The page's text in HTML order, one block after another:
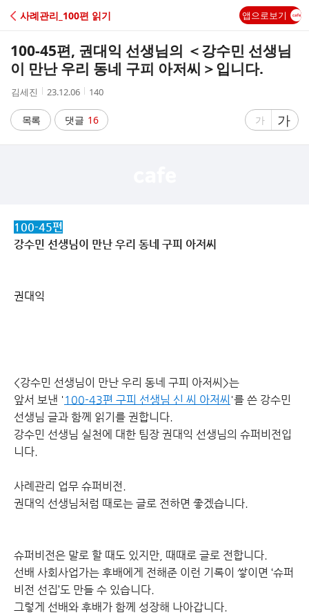
C
A
사례관리_100편 읽기 앱으로보기
100-45편, 권대익 선생님의 ＜강수민 선생님
이 만난 우리 동네 구피 아저씨＞입니다.
작
자
김세진
작
시
간
23.12.06
조
수
140
목록 댓글 16
글
가
글
자
가
100-45편
강수민 선생님이 만난 우리 동네 구피 아저씨
권대익
<강수민 선생님이 만난 우리 동네 구피 아저씨>는
앞서 보낸 ' 100-43편 구피 선생님 신 씨 아저씨 '를 쓴 강수민
선생님 글과 함께 읽기를 권합니다.
강수민 선생님 실천에 대한 팀장 권대익 선생님의 슈퍼비전입
니다.
사례관리 업무 슈퍼비전.
권대익 선생님처럼 때로는 글로 전하면 좋겠습니다.
슈퍼비전은 말로 할 때도 있지만, 때때로 글로 전합니다.
선배 사회사업가는 후배에게 전해준 이런 기록이 쌓이면 ‘슈퍼
비전 선집’도 만들 수 있습니다.
그렇게 선배와 후배가 함께 성장해 나아갑니다.